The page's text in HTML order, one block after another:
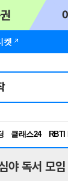
켓
클래스24
독서
야 독서 모임